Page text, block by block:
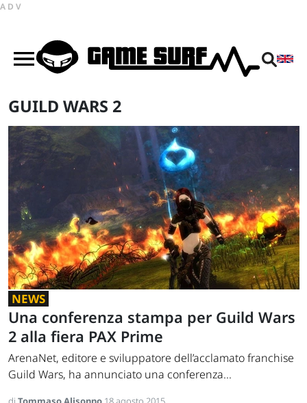
ADV
GUILD WARS 2
NEWS
Una conferenza stampa per Guild Wars
2 alla fiera PAX Prime
ArenaNet, editore e sviluppatore dell’acclamato franchise
Guild Wars, ha annunciato una conferenza...